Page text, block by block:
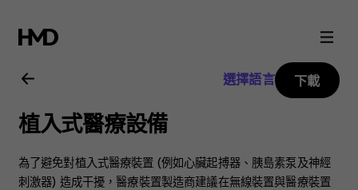
Nokia
4.2
user
guide
選擇語言 下載
植入式醫療設備
為了避免對植入式醫療裝置 (例如心臟起搏器、胰島素泵及神經
刺激器) 造成干擾，醫療裝置製造商建議在無線裝置與醫療裝置